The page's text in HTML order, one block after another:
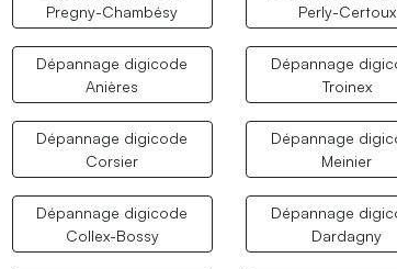
Pregny-Chambésy
Perly-Certoux
Dépannage digicode
Anières
Dépannage
Troinex
Dépannage digicode
Corsier
Dépannage
Meinier
Dépannage digicode
Collex-Bossy
Dépannage
Dardagny